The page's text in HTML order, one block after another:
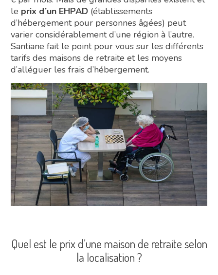
le prix d’un EHPAD (établissements
d’hébergement pour personnes âgées) peut
varier considérablement d’une région à l’autre.
Santiane fait le point pour vous sur les différents
tarifs des maisons de retraite et les moyens
d’alléguer les frais d’hébergement.
Quel est le prix d’une maison de retraite selon
la localisation ?